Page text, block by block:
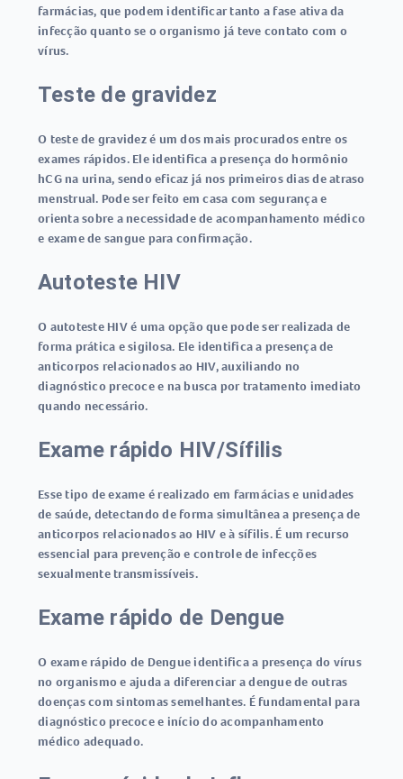
farmácias, que podem identificar tanto a fase ativa da
infecção quanto se o organismo já teve contato com o
vírus.
Teste de gravidez
O teste de gravidezé um dos mais procurados entre os
exames rápidos. Ele identifica a presença do hormônio
hCG na urina, sendo eficaz já nos primeiros dias de atraso
menstrual. Pode ser feito em casa com segurança e
orienta sobre a necessidade de acompanhamento médico
e exame de sangue para confirmação.
Autoteste HIV
O autoteste HIVé uma opção que pode ser realizada de
forma prática e sigilosa. Ele identifica a presença de
anticorpos relacionados ao HIV, auxiliando no
diagnóstico precoce e na busca por tratamento imediato
quando necessário.
Exame rápido HIV/Sífilis
Esse tipo de exame é realizado em farmácias e unidades
de saúde, detectando de forma simultânea a presença de
anticorpos relacionados ao HIV e à sífilis. É um recurso
essencial para prevenção e controle de infecções
sexualmente transmissíveis.
Exame rápido de Dengue
O exame rápido de Dengue identifica a presença do vírus
no organismo e ajuda a diferenciar a dengue de outras
doenças com sintomas semelhantes. É fundamental para
diagnóstico precoce e início do acompanhamento
médico adequado.